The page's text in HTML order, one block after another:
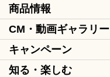
商品情報
CM・動画ギャラリー
キャンペーン
知る・楽しむ